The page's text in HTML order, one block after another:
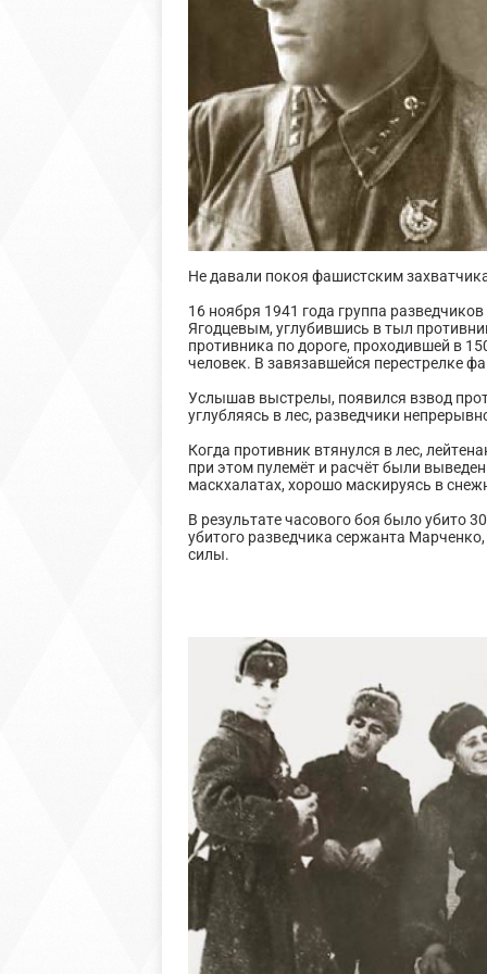
Не давали покоя фашистским
16 ноября 1941 года группа
Ягодцевым, углубившись в тыл
противника по дороге, проходившей в
человек. В завязавшейся перестрелке
Услышав выстрелы, появился взвод
углубляясь в лес, разведчики
Когда противник втянулся в лес,
при этом пулемёт и расчёт были
маскхалатах, хорошо маскируясь в
В результате часового боя было убито
убитого разведчика сержанта
силы.